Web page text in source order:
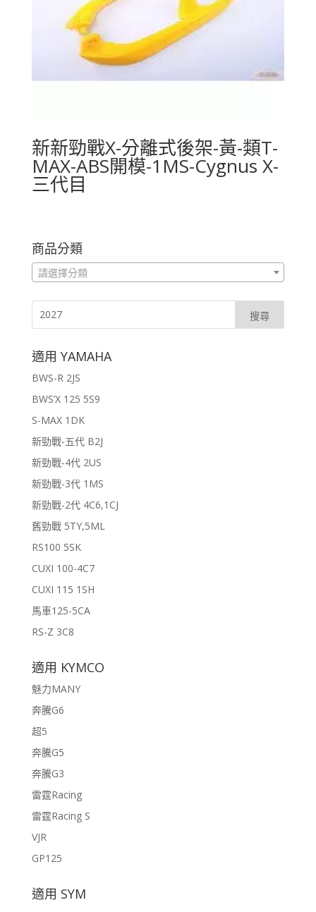
新新勁戰X-分離式後架-黃-類T-
MAX-ABS開模-1MS-Cygnus X-
三代目
商品分類
請選擇分類
適用 YAMAHA
BWS-R 2JS
BWS’X 125 5S9
S-MAX 1DK
新勁戰-五代 B2J
新勁戰-4代 2US
新勁戰-3代 1MS
新勁戰-2代 4C6,1CJ
舊勁戰 5TY,5ML
RS100 5SK
CUXI 100-4C7
CUXI 115 1SH
馬車125-5CA
RS-Z 3C8
適用 KYMCO
魅力MANY
奔騰G6
超5
奔騰G5
奔騰G3
雷霆Racing
雷霆Racing S
VJR
GP125
適用 SYM